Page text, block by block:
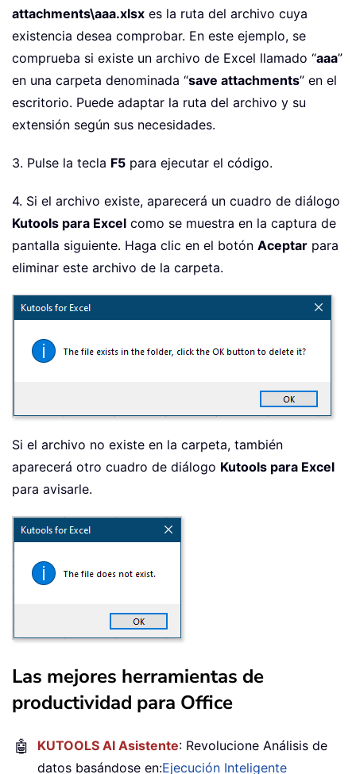
attachments\aaa.xlsx es la ruta del archivo cuya
existencia desea comprobar. En este ejemplo, se
comprueba si existe un archivo de Excel llamado “aaa”
en una carpeta denominada “save attachments” en el
escritorio. Puede adaptar la ruta del archivo y su
extensión según sus necesidades.
3. Pulse la tecla F5 para ejecutar el código.
4. Si el archivo existe, aparecerá un cuadro de diálogo
Kutools para Excel como se muestra en la captura de
pantalla siguiente. Haga clic en el botón Aceptar para
eliminar este archivo de la carpeta.
Si el archivo no existe en la carpeta, también
aparecerá otro cuadro de diálogo Kutools para Excel
para avisarle.
Las mejores herramientas de
productividad para Office
🤖 KUTOOLS AI Asistente: Revolucione Análisis de
datos basándose en:Ejecución Inteligente